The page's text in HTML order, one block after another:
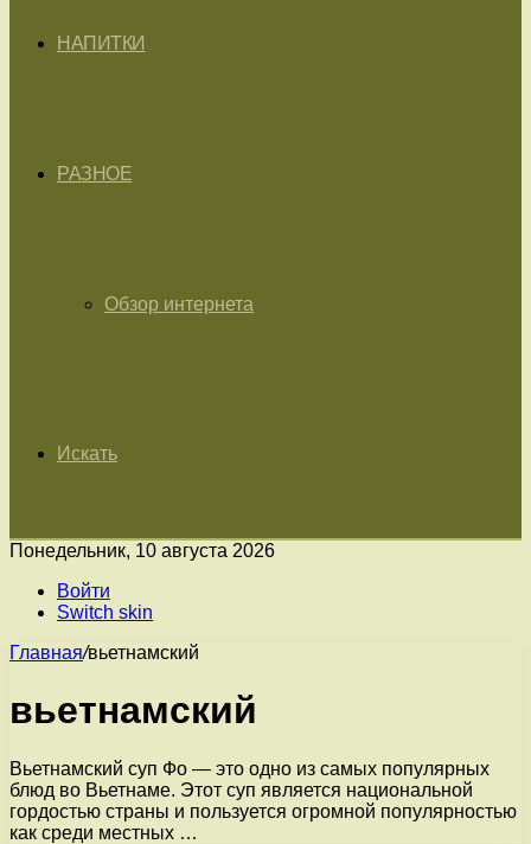
НАПИТКИ
РАЗНОЕ
Обзор интернета
Искать
Понедельник, 10 августа 2026
Войти
Switch skin
Главная/вьетнамский
вьетнамский
Вьетнамский суп Фо — это одно из самых популярных
блюд во Вьетнаме. Этот суп является национальной
гордостью страны и пользуется огромной популярностью
как среди местных …